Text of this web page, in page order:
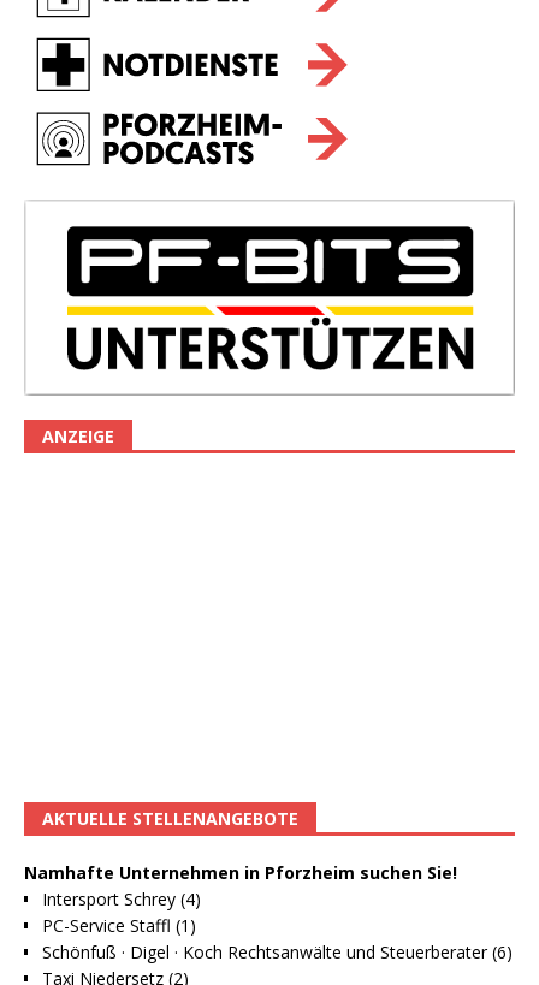
ANZEIGE
AKTUELLE STELLENANGEBOTE
Namhafte Unternehmen in Pforzheim suchen Sie!
Intersport Schrey (4)
PC-Service Staffl (1)
Schönfuß · Digel · Koch Rechtsanwälte und Steuerberater (6)
Taxi Niedersetz (2)